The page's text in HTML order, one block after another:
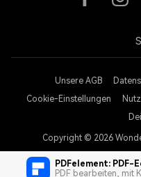
PDFelement: PDF-
PDF bearbeiten, mit
Unsere AGB
Cookie-Einstellungen
Copyright © 2026